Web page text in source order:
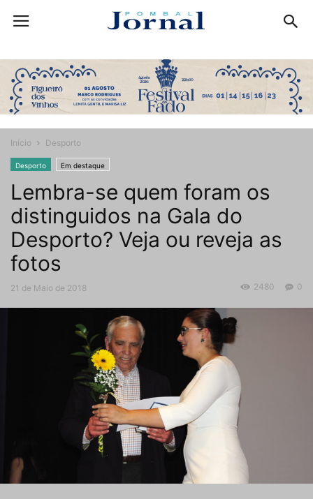
Início Desporto
Desporto Em destaque
Lembra-se quem foram os
distinguidos na Gala do
Desporto? Veja ou reveja as
fotos
21 de Maio de 2018 0
2480